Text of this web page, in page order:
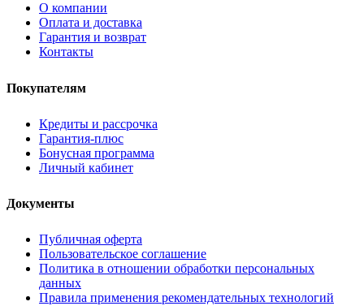
О компании
Оплата и доставка
Гарантия и возврат
Контакты
Покупателям
Кредиты и рассрочка
Гарантия-плюс
Бонусная программа
Личный кабинет
Документы
Публичная оферта
Пользовательское соглашение
Политика в отношении обработки персональных
данных
Правила применения рекомендательных технологий